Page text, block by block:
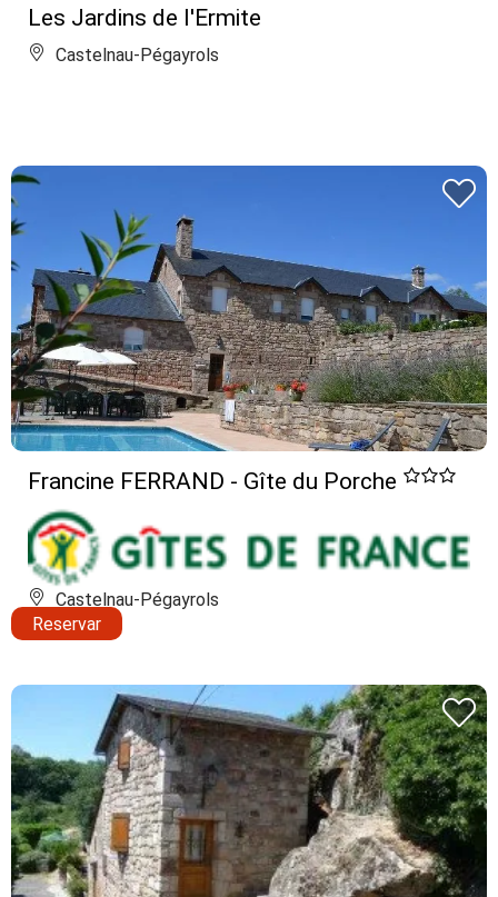
Les Jardins de l'Ermite
Castelnau-Pégayrols
Francine FERRAND - Gîte du Porche
Castelnau-Pégayrols
Reservar